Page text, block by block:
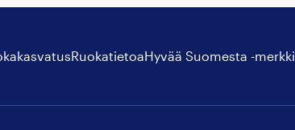
RuokatietoaHyvää Suomesta -merkki